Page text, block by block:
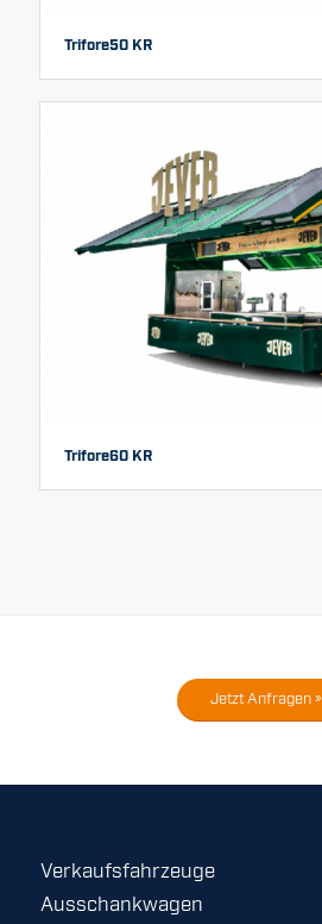
Trifore50 KR
Trifore60 KR
Jetzt Anfragen »
Verkaufsfahrzeuge
Ausschankwagen